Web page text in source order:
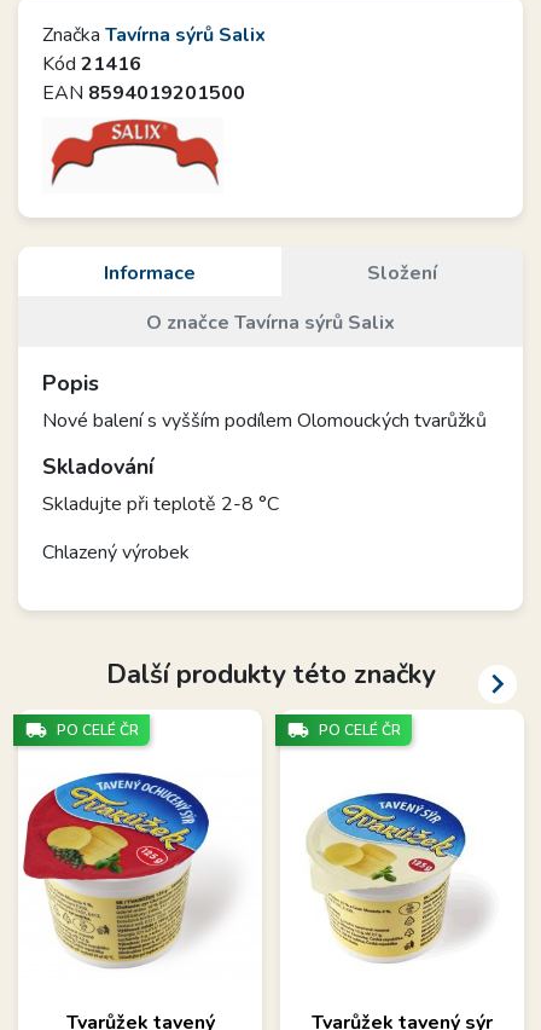
Značka Tavírna sýrů Salix
Kód 21416
EAN 8594019201500
Informace
Složení
O značce Tavírna sýrů Salix
Popis
Nové balení s vyšším podílem Olomouckých tvarůžků
Skladování
Skladujte při teplotě 2-8 °C
Chlazený výrobek
Další produkty této značky
Tvarůžek tavený
local_shipping PO CELÉ ČR
Tvarůžek tavený sýr
local_shipping PO CELÉ ČR
